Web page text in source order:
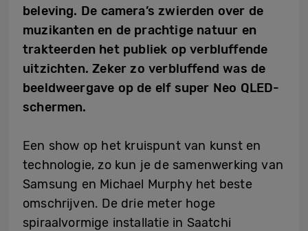
beleving. De camera’s zwierden over de
muzikanten en de prachtige natuur en
trakteerden het publiek op verbluffende
uitzichten. Zeker zo verbluffend was de
beeldweergave op de elf super Neo QLED-
schermen.
Een show op het kruispunt van kunst en
technologie, zo kun je de samenwerking van
Samsung en Michael Murphy het beste
omschrijven. De drie meter hoge
spiraalvormige installatie in Saatchi